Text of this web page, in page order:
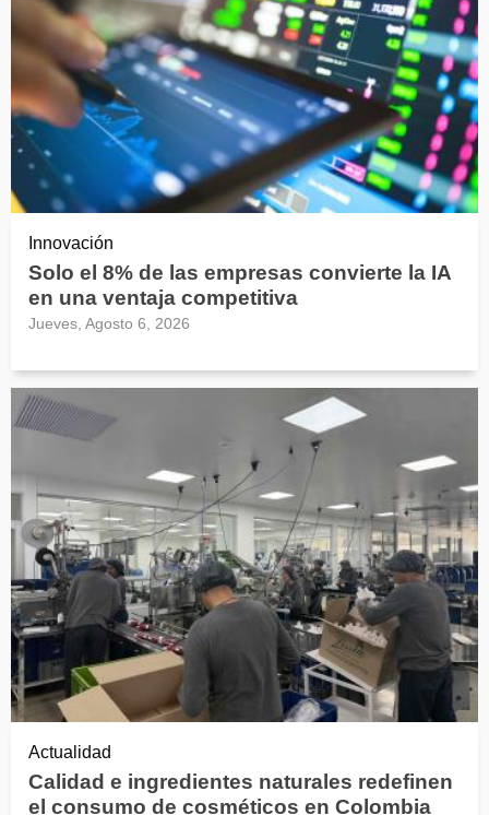
Innovación
Solo el 8% de las empresas convierte la IA
en una ventaja competitiva
Jueves, Agosto 6, 2026
Actualidad
Calidad e ingredientes naturales redefinen
el consumo de cosméticos en Colombia